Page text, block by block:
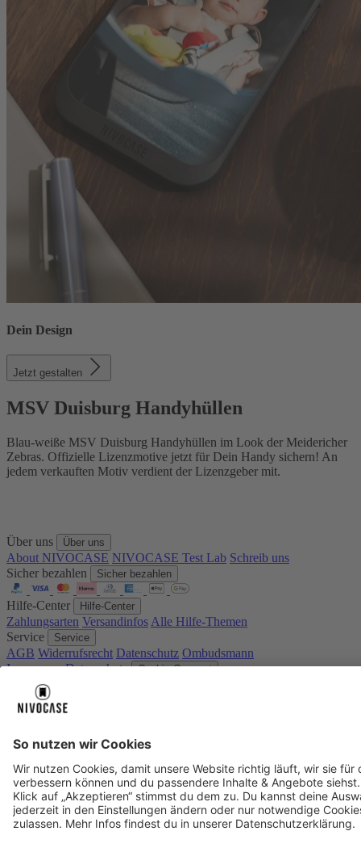
Dein Design
Jetzt gestalten
MSV Duisburg Handyhüllen
Blau-weiße MSV Duisburg Handyhüllen im Look der Meidericher
Zebras. Offizielle Lizenzmotive jetzt für Dein Handy sichern! An
jedem verkauften Motiv verdient der Lizenzgeber mit.
Über uns Über uns
About NIVOCASE NIVOCASE Test Lab Schreib uns
Sicher bezahlen
Sicher bezahlen
Hilfe-Center Hilfe-Center
Zahlungsarten Versandinfos Alle Hilfe-Themen
Service
Service
AGB Widerrufsrecht Datenschutz Ombudsmann
Impressum Datenschutz Cookie Consent
* Preisangaben inkl. Mwst. und zzgl.